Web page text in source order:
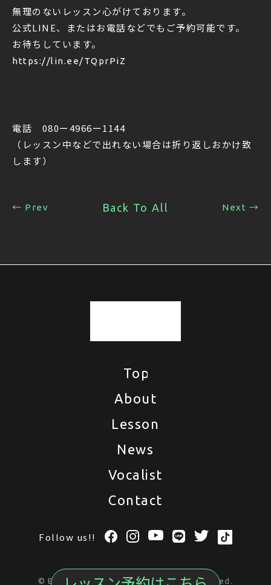
無理のないレッスン心がけております。
公式LINE、またはお電話などでもご予約可能です。
お待ちしています。
https://lin.ee/TQprPiZ
電話 080ー4966ー1144
（レッスン中などで出れない場合は折り返しおかけ致
します）
← Prev Back To All Next →
Top
About
About
Lesson
Lesson
News
News
Vocalist
Vocalist
Contact
Contact
Follow us!!
© ENAZOU Vocal SchoolAll Rights Reserved.